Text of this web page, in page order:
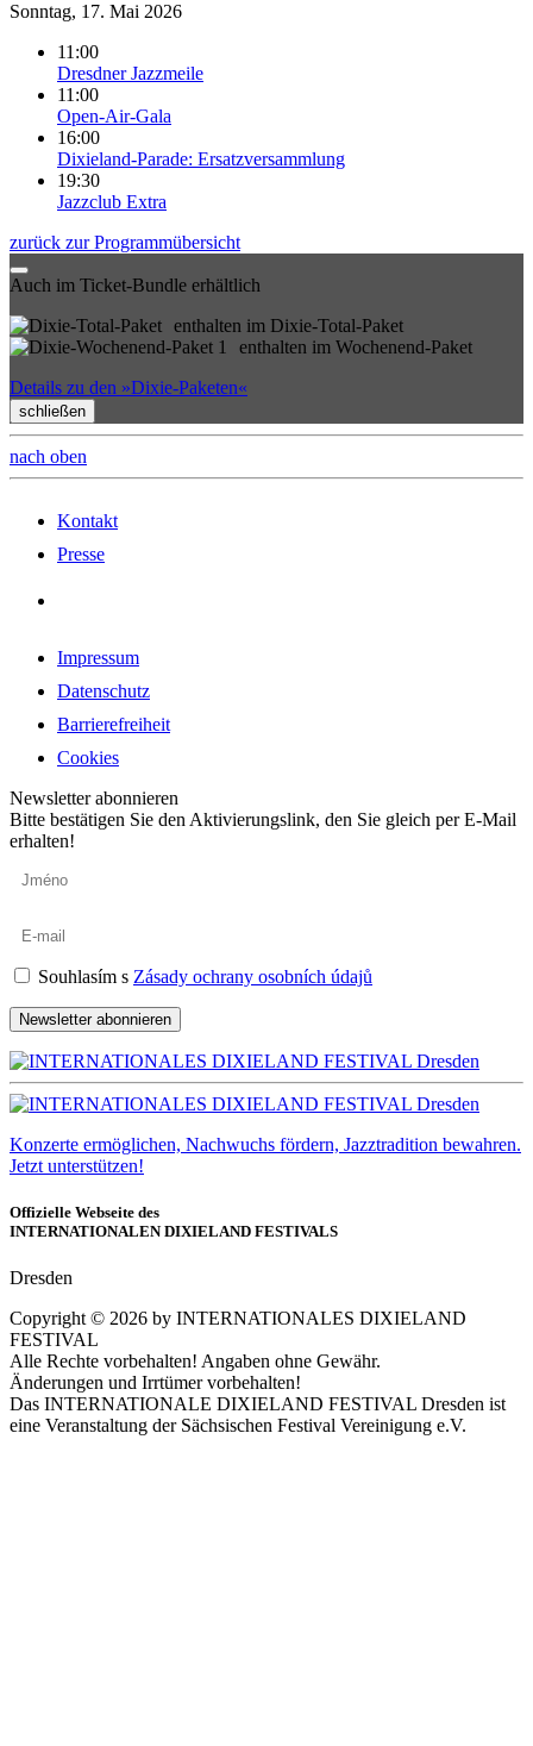
Sonntag, 17. Mai 2026
11:00
Dresdner Jazzmeile
11:00
Open-Air-Gala
16:00
Dixieland-Parade: Ersatzversammlung
19:30
Jazzclub Extra
zurück zur Programmübersicht
Auch im Ticket-Bundle erhältlich
enthalten im Dixie-Total-Paket
enthalten im Wochenend-Paket
Details zu den »Dixie-Paketen«
schließen
nach oben
Kontakt
Presse
Impressum
Datenschutz
Barrierefreiheit
Cookies
Newsletter abonnieren
Bitte bestätigen Sie den Aktivierungslink, den Sie gleich per E-Mail
erhalten!
Souhlasím s Zásady ochrany osobních údajů
Newsletter abonnieren
Konzerte ermöglichen, Nachwuchs fördern, Jazztradition bewahren.
Jetzt unterstützen!
Offizielle Webseite des
INTERNATIONALEN DIXIELAND FESTIVALS
Dresden
Copyright © 2026 by INTERNATIONALES DIXIELAND
FESTIVAL
Alle Rechte vorbehalten! Angaben ohne Gewähr.
Änderungen und Irrtümer vorbehalten!
Das INTERNATIONALE DIXIELAND FESTIVAL Dresden ist
eine Veranstaltung der Sächsischen Festival Vereinigung e.V.